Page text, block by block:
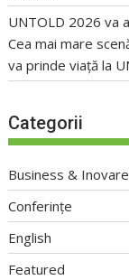
UNTOLD 2026 va
Cea mai mare
va prinde viață la
Categorii
Business & Inovare
Conferințe
English
Featured